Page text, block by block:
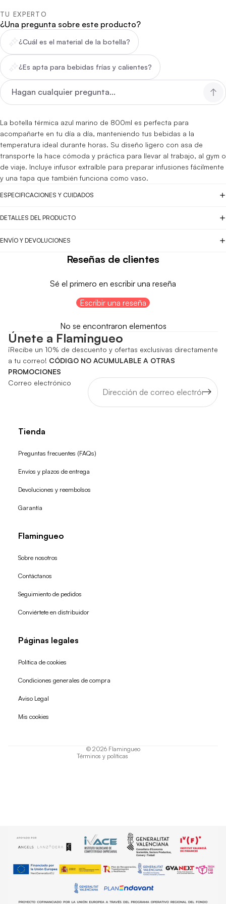
TU EXPERTO
¿Una pregunta sobre este producto?
¿Cuál es el material de la botella?
¿Es apta para bebidas frías y calientes?
La botella térmica azul marino de 800ml es perfecta para
acompañarte en tu día a día, manteniendo tus bebidas a la
temperatura ideal durante horas. Su diseño ligero con asa de
transporte la hace cómoda y práctica para llevar al trabajo, al gym o
de viaje. Incluye infusor extraíble para preparar infusiones fácilmente
y una tapa que también funciona como vaso.
ESPECIFICACIONES Y CUIDADOS
DETALLES DEL PRODUCTO
ENVÍO Y DEVOLUCIONES
Reseñas de clientes
Sé el primero en escribir una reseña
Escribir una reseña
No se encontraron elementos
Únete a Flamingueo
¡Recibe un 10% de descuento y ofertas exclusivas directamente
a tu correo! CÓDIGO NO ACUMULABLE A OTRAS
PROMOCIONES
Correo electrónico
Tienda
Preguntas frecuentes (FAQs)
Envíos y plazos de entrega
Devoluciones y reembolsos
Garantía
Flamingueo
Sobre nosotros
Contáctanos
Seguimiento de pedidos
Conviértete en distribuidor
Páginas legales
Política de cookies
Condiciones generales de compra
Aviso Legal
Mis cookies
© 2026 Flamingueo
Términos y políticas